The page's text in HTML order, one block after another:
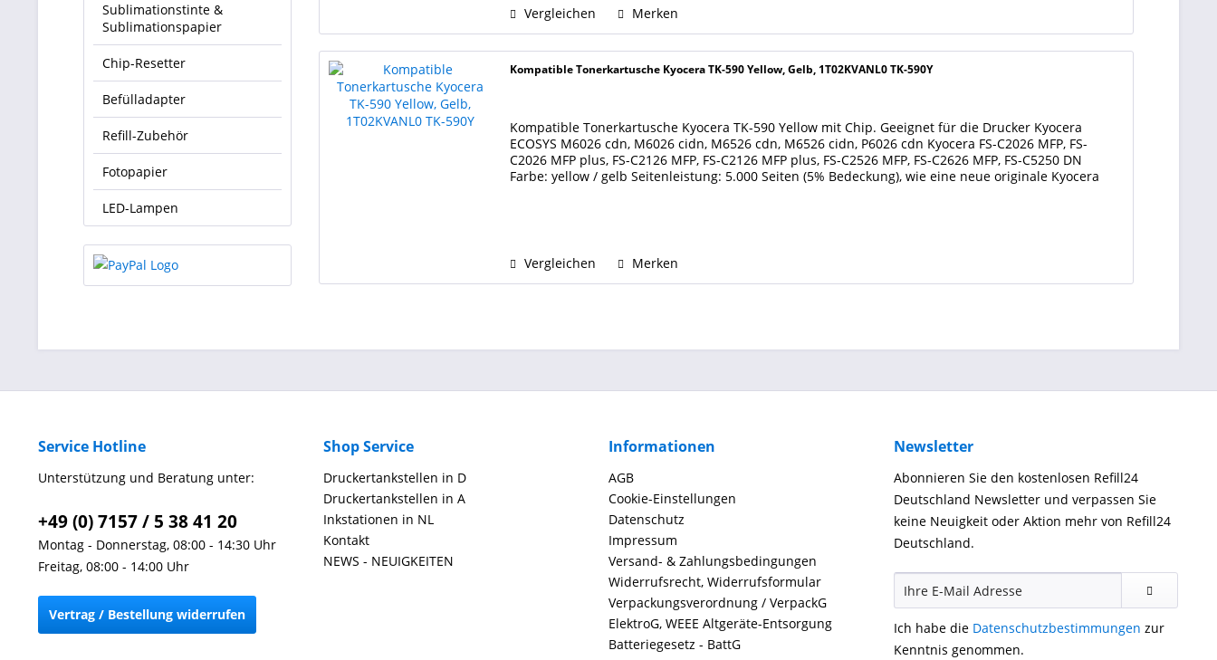
Sublimationstinte &
Sublimationspapier
Chip-Resetter
Befülladapter
Refill-Zubehör
Fotopapier
LED-Lampen
Vergleichen Merken
Kompatible Tonerkartusche Kyocera TK-590 Yellow, Gelb, 1T02KVANL0 TK-590Y
Kompatible Tonerkartusche Kyocera TK-590 Yellow mit Chip. Geeignet für die Drucker Kyocera
ECOSYS M6026 cdn, M6026 cidn, M6526 cdn, M6526 cidn, P6026 cdn Kyocera FS-C2026 MFP, FS-
C2026 MFP plus, FS-C2126 MFP, FS-C2126 MFP plus, FS-C2526 MFP, FS-C2626 MFP, FS-C5250 DN
Farbe: yellow / gelb Seitenleistung: 5.000 Seiten (5% Bedeckung), wie eine neue originale Kyocera
Vergleichen Merken
Service Hotline
Unterstützung und Beratung unter:
+49 (0) 7157 / 5 38 41 20
Montag - Donnerstag, 08:00 - 14:30 Uhr
Freitag, 08:00 - 14:00 Uhr
Vertrag / Bestellung widerrufen
Shop Service
Druckertankstellen in D
Druckertankstellen in A
Inkstationen in NL
Kontakt
NEWS - NEUIGKEITEN
Informationen
AGB
Cookie-Einstellungen
Datenschutz
Impressum
Versand- & Zahlungsbedingungen
Widerrufsrecht, Widerrufsformular
Verpackungsverordnung / VerpackG
ElektroG, WEEE Altgeräte-Entsorgung
Batteriegesetz - BattG
Newsletter
Abonnieren Sie den kostenlosen Refill24
Deutschland Newsletter und verpassen Sie
keine Neuigkeit oder Aktion mehr von Refill24
Deutschland.
Ich habe die Datenschutzbestimmungen zur
Kenntnis genommen.